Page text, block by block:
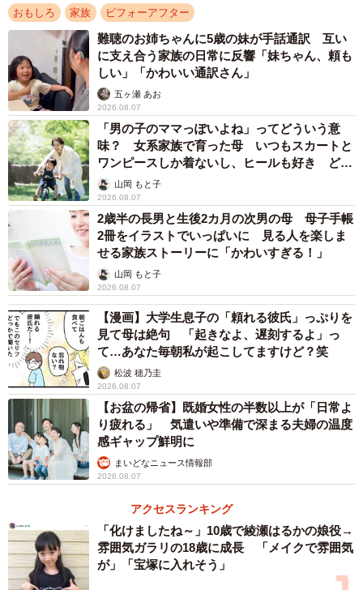
ってきました。
「ご家族の仲の良さに拍手」「昔も今も幸せな写真」「こ
の1枚だけなのに感動しちゃう」など、温かいコメントが
次々と寄せられました。
〈1992年→2018年〉「イケメンの時代もあったのです（通り過ぎまし
た）」（淡路さん）／淡路康晴さん（@awajii）提供
中でも注目を集めたのが、1970年の写真で末っ子だった淡
路さん自身の変化です。体型も顔付きも、幼かった子ども
時代の様子からは想像できないほどの貫禄が。「あの“弟く
ん”がこんなに成長して…」「弟の進化よ（笑）」といった
声も上がっていました。
また、写真に写る仏壇の存在に気づいたというコメントも
おもしろ 家族 ビフォーアフター
難聴のお姉ちゃんに5歳の妹が手話通訳 互い
に支え合う家族の日常に反響「妹ちゃん、頼も
しい」「かわいい通訳さん」
五ヶ瀬 あお
2026.08.07
「男の子のママっぽいよね」ってどういう意
味？ 女系家族で育った母 いつもスカートと
ワンピースしか着ないし、ヒールも好き どの
へんが…
山岡 もと子
2026.08.07
2歳半の長男と生後2カ月の次男の母 母子手帳
2冊をイラストでいっぱいに 見る人を楽しま
せる家族ストーリーに「かわいすぎる！」
山岡 もと子
2026.08.07
【漫画】大学生息子の「頼れる彼氏」っぷりを
見て母は絶句 「起きなよ、遅刻するよ」っ
て…あなた毎朝私が起こしてますけど？笑
松波 穂乃圭
2026.08.07
【お盆の帰省】既婚女性の半数以上が「日常よ
り疲れる」 気遣いや準備で深まる夫婦の温度
感ギャップ鮮明に
まいどなニュース情報部
2026.08.07
アクセスランキング
「化けましたね～」10歳で綾瀬はるかの娘役→
雰囲気ガラリの18歳に成長 「メイクで雰囲気
が」「宝塚に入れそう」